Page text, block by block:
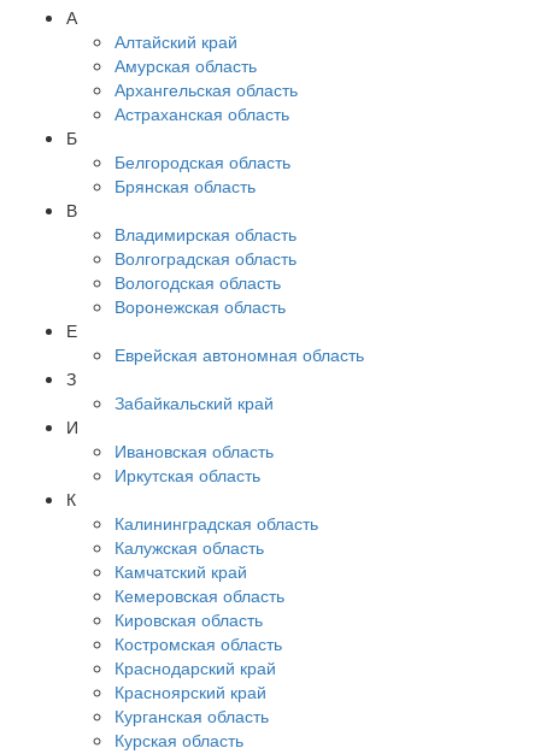
А
Алтайский край
Амурская область
Архангельская область
Астраханская область
Б
Белгородская область
Брянская область
В
Владимирская область
Волгоградская область
Вологодская область
Воронежская область
Е
Еврейская автономная область
З
Забайкальский край
И
Ивановская область
Иркутская область
К
Калининградская область
Калужская область
Камчатский край
Кемеровская область
Кировская область
Костромская область
Краснодарский край
Красноярский край
Курганская область
Курская область